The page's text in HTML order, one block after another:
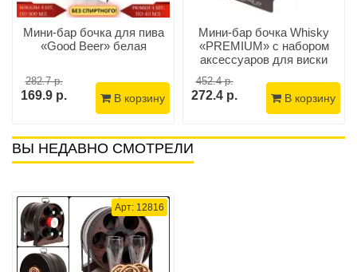
Мини-бар бочка для пива
«Good Beer» белая
282.7 р.
169.9 р. В корзину
Мини-бар бочка Whisky
«PREMIUM» с набором
аксессуаров для виски
452.4 р.
272.4 р. В корзину
ВЫ НЕДАВНО СМОТРЕЛИ
Арт: 12816